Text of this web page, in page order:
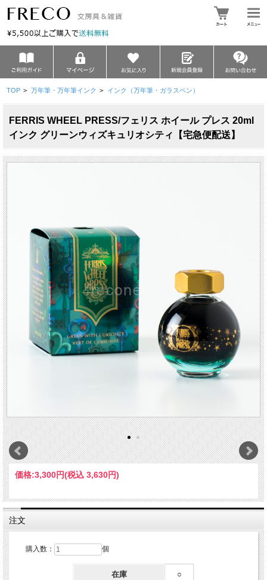
TOP > 万年筆・万年筆インク > インク（万年筆・ガラスペン）
FERRIS WHEEL PRESS/フェリス ホイール プレス 20ml
インク グリーンウィズキュリオシティ【宅急便配送】
価格:3,300円(税込 3,630円)
注文
購入数： 個
在庫 ○